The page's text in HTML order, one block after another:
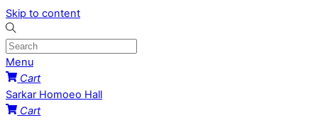
Skip to content
Menu
Cart
Sarkar Homoeo Hall
Cart